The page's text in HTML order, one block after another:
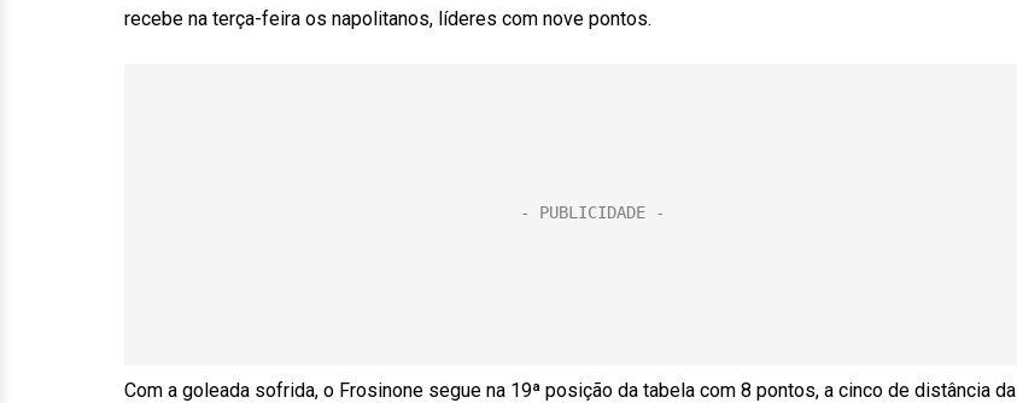
recebe na terça-feira os napolitanos, líderes com nove pontos.
Com a goleada sofrida, o Frosinone segue na 19ª posição da tabela com 8 pontos, a cinco de distância da